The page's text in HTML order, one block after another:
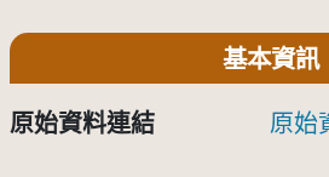
基本資訊
原始資料連結 原始